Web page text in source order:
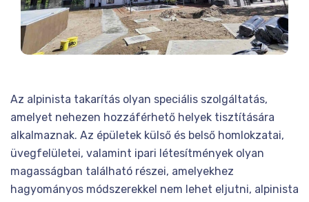
Az alpinista takarítás olyan speciális szolgáltatás,
amelyet nehezen hozzáférhető helyek tisztítására
alkalmaznak. Az épületek külső és belső homlokzatai,
üvegfelületei, valamint ipari létesítmények olyan
magasságban található részei, amelyekhez
hagyományos módszerekkel nem lehet eljutni, alpinista